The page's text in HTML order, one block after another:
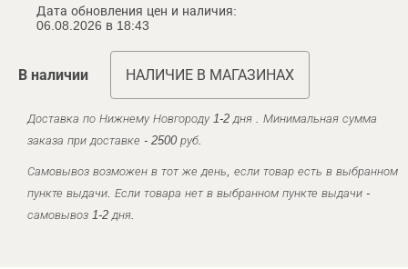
Дата обновления цен и наличия:
06.08.2026 в 18:43
В наличии НАЛИЧИЕ В МАГАЗИНАХ
Доставка по Нижнему Новгороду 1-2 дня . Минимальная сумма
заказа при доставке - 2500 руб.
Самовывоз возможен в тот же день, если товар есть в выбранном
пункте выдачи. Если товара нет в выбранном пункте выдачи -
самовывоз 1-2 дня.